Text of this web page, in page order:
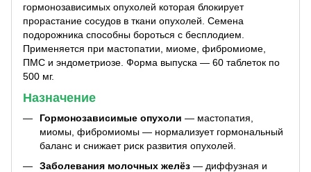
гормонозависимых опухолей которая блокирует
прорастание сосудов в ткани опухолей. Семена
подорожника способны бороться с бесплодием.
Применяется при мастопатии, миоме, фибромиоме,
ПМС и эндометриозе. Форма выпуска — 60 таблеток по
500 мг.
Назначение
Гормонозависимые опухоли — мастопатия,
миомы, фибромиомы — нормализует гормональный
баланс и снижает риск развития опухолей.
Заболевания молочных желёз — диффузная и